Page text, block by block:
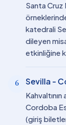
Santa Cruz
katedrali
dileyen
etkinliğine
6 Sevilla -
Cordoba
(giriş